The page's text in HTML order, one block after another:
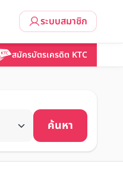
ระบบสมาชิก
สมัครบัตรเครดิต KTC
ค้นหา